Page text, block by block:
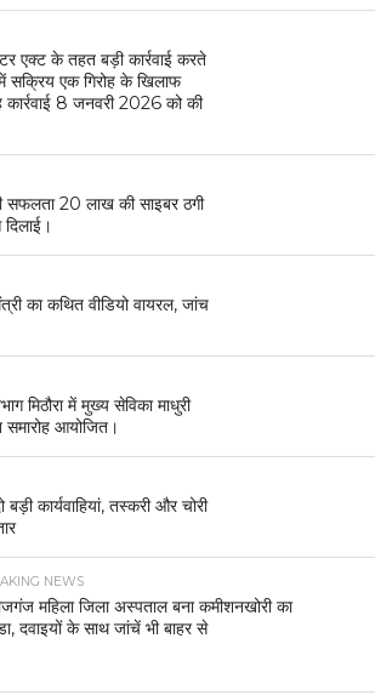
एक्ट के तहत बड़ी कार्रवाई करते
में सक्रिय एक गिरोह के खिलाफ
कार्रवाई 8 जनवरी 2026 को की
सफलता 20 लाख की साइबर ठगी
का कथित वीडियो वायरल, जांच
मिठौरा में मुख्य सेविका माधुरी
समारोह आयोजित।
कार्यवाहियां, तस्करी और चोरी
NEWS
महिला जिला अस्पताल बना कमीशनखोरी का
दवाइयों के साथ जांचें भी बाहर से